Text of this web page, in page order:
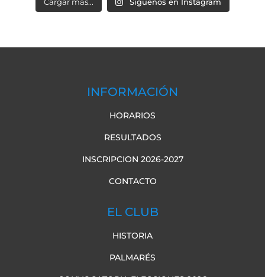
INFORMACIÓN
HORARIOS
RESULTADOS
INSCRIPCION 2026-2027
CONTACTO
EL CLUB
HISTORIA
PALMARÉS